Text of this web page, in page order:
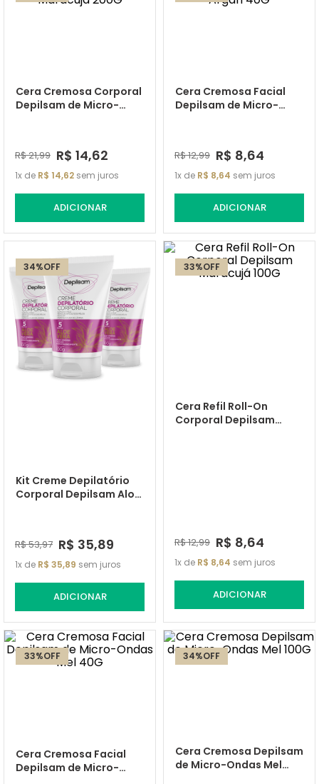
Cera Cremosa Corporal
Depilsam de Micro-
R$21,99 R$ 14,62
1 de R$ 14,62 sem juros
ADICIONAR
Cera Cremosa Facial
Depilsam de Micro-
R$12,99 R$ 8,64
1 de R$ 8,64 sem juros
ADICIONAR
34%OFF
Kit Creme Depilatório
Corporal Depilsam Aloe
R$53,97 R$ 35,89
1 de R$ 35,89 sem juros
ADICIONAR
33%OFF
Cera Refil Roll-On
Corporal Depilsam
R$12,99 R$ 8,64
1 de R$ 8,64 sem juros
ADICIONAR
33%OFF
Cera Cremosa Facial
Depilsam de Micro-
34%OFF
Cera Cremosa Depilsam
de Micro-Ondas Mel